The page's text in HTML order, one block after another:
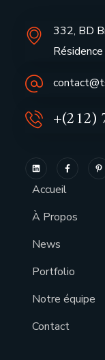
332, BD
+(212)
Accueil
À Propos
News
Portfolio
Notre équipe
Contact